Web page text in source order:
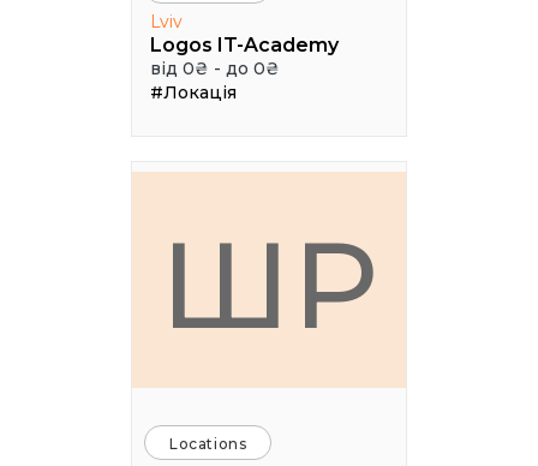
Lviv
Logos IT-Academy
від 0₴ - до 0₴
#Локація
ШР
Locations